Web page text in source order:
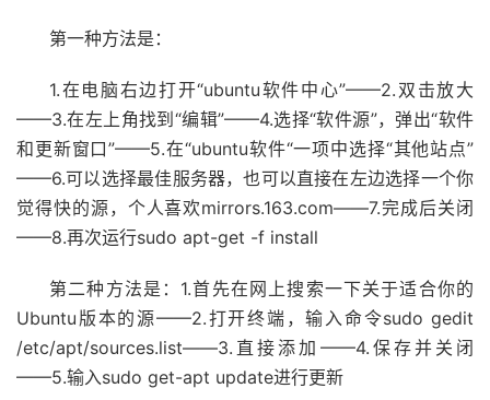
第一种方法是：
1.在电脑右边打开“ubuntu软件中心”——2.双击放大
——3.在左上角找到“编辑”——4.选择“软件源”，弹出“软件
和更新窗口”——5.在“ubuntu软件“一项中选择“其他站点”
——6.可以选择最佳服务器，也可以直接在左边选择一个你
觉得快的源，个人喜欢mirrors.163.com——7.完成后关闭
——8.再次运行sudo apt-get -f install
第二种方法是：1.首先在网上搜索一下关于适合你的
Ubuntu版本的源——2.打开终端，输入命令sudo gedit
/etc/apt/sources.list——3.直接添加——4.保存并关闭
——5.输入sudo get-apt update进行更新